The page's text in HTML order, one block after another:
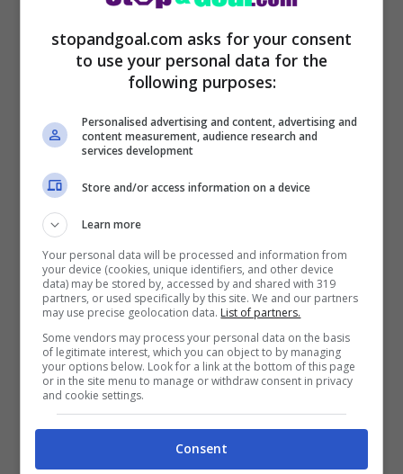
Come accaduto per
può fare un grande acquisto dal Liverpool
e ci sono ora dei nuovi aggiornamenti che
riguardano proprio questo pressing che
sta portando avantiGiovanni Mannaper
chiudere un secondo grande affare dalla
Premier League
Non è una situazione scontata, eppure il
stopandgoal.com asks for your consent
to use your personal data for the
following purposes:
Personalised advertising and content, advertising and
content measurement, audience research and
services development
Store and/or access information on a device
Learn more
Your personal data will be processed and information from
your device (cookies, unique identifiers, and other device
data) may be stored by, accessed by and shared with 319
partners, or used specifically by this site. We and our partners
may use precise geolocation data. List of partners.
Some vendors may process your personal data on the basis
of legitimate interest, which you can object to by managing
your options below. Look for a link at the bottom of this page
or in the site menu to manage or withdraw consent in privacy
and cookie settings.
Consent